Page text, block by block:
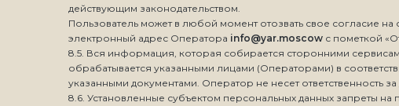
действующим законодательством.
Пользователь может в любой момент отозвать свое согласие
электронный адрес Оператора info@yar.moscow с пометкой
8.5. Вся информация, которая собирается сторонними
обрабатывается указанными лицами (Операторами) в
указанными документами. Оператор не несет ответственность
8.6. Установленные субъектом персональных данных запреты